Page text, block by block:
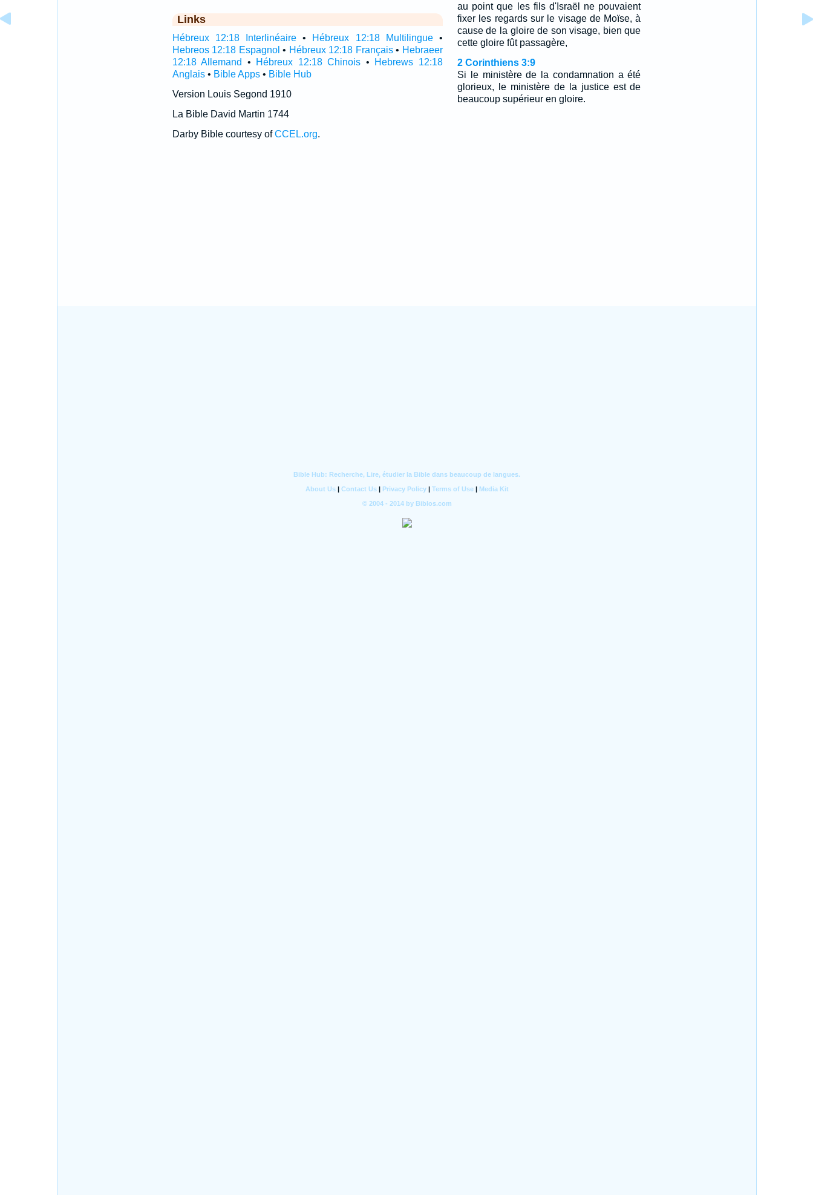
Links
Hébreux 12:18 Interlinéaire• Hébreux 12:18 Multilingue•
Hebreos 12:18 Espagnol • Hébreux 12:18 Français• Hebraeer
12:18 Allemand
• Hébreux 12:18 Chinois • Hebrews 12:18
Anglais• Bible Apps• Bible Hub
Version Louis Segond 1910
La Bible David Martin 1744
Darby Bible courtesy ofCCEL.org.
au point que les fils d'Israël ne pouvaient
fixer les regards sur le visage de Moïse, à
cause de la gloire de son visage, bien que
cette gloire fût passagère,
2 Corinthiens 3:9
Si le ministère de la condamnation a été
glorieux, le ministère de la justice est de
beaucoup supérieur en gloire.